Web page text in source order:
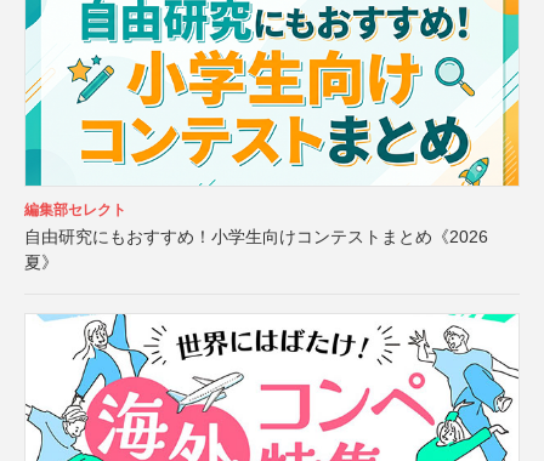
編集部セレクト
自由研究にもおすすめ！小学生向けコンテストまとめ《2026
夏》